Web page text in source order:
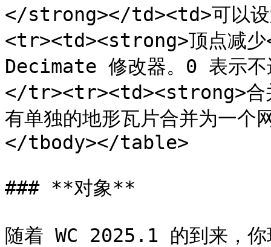
</strong></td><td>可以
<tr><td><strong>顶点减
Decimate 修改器。0 表示
</tr><tr><td><strong>合
有单独的地形瓦片合并为一
</tbody></table>
### **对象**
随着 WC 2025.1 的到来，